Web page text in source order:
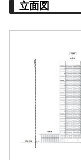
立面図